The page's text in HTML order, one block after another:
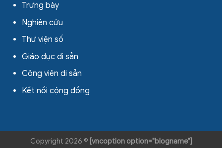
Trưng bày
Nghiên cứu
Thư viện số
Giáo dục di sản
Công viên di sản
Kết nối cộng đồng
Copyright 2026 © [vncoption option="blogname"]